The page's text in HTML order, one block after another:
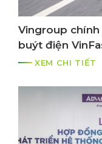
Vingroup
buýt điện
XEM CHI TIẾT